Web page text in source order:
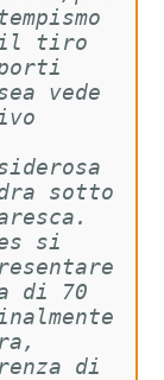
il tiro
vede
sotto
si
di 70
di